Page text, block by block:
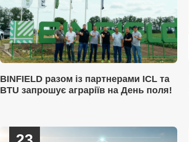
BINFIELD разом із партнерами ICL та
BTU запрошує аграріїв на День поля!